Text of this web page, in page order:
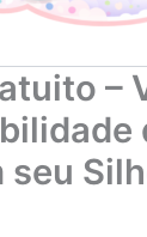
–
seu